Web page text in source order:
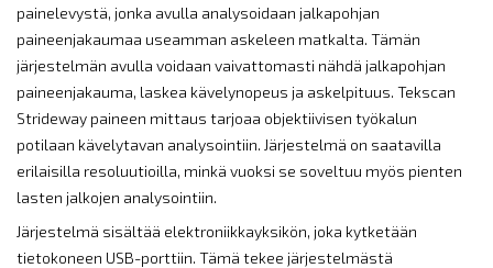
painelevystä, jonka avulla analysoidaan jalkapohjan
paineenjakaumaa useamman askeleen matkalta. Tämän
järjestelmän avulla voidaan vaivattomasti nähdä jalkapohjan
paineenjakauma, laskea kävelynopeus ja askelpituus. Tekscan
Strideway paineen mittaus tarjoaa objektiivisen työkalun
potilaan kävelytavan analysointiin. Järjestelmä on saatavilla
erilaisilla resoluutioilla, minkä vuoksi se soveltuu myös pienten
lasten jalkojen analysointiin.
Järjestelmä sisältää elektroniikkayksikön, joka kytketään
tietokoneen USB-porttiin. Tämä tekee järjestelmästä